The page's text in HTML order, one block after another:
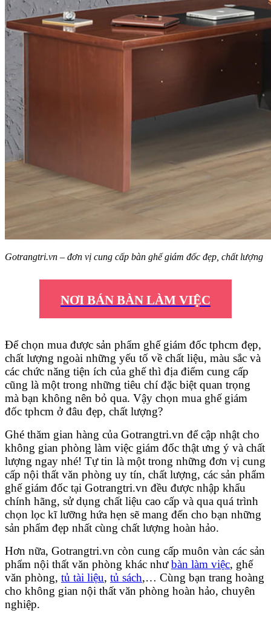
Gotrangtri.vn – đơn vị cung cấp bàn ghế giám đốc đẹp, chất lượng
NƠI BÁN BÀN LÀM VIỆC
Để chọn mua được sản phẩm ghế giám đốc tphcm đẹp,
chất lượng ngoài những yếu tố về chất liệu, màu sắc và
các chức năng tiện ích của ghế thì địa điểm cung cấp
cũng là một trong những tiêu chí đặc biệt quan trọng
mà bạn không nên bỏ qua. Vậy chọn mua ghế giám
đốc tphcm ở đâu đẹp, chất lượng?
Ghé thăm gian hàng của Gotrangtri.vn để cập nhật cho
không gian phòng làm việc giám đốc thật ưng ý và chất
lượng ngay nhé! Tự tin là một trong những đơn vị cung
cấp nội thất văn phòng uy tín, chất lượng, các sản phẩm
ghế giám đốc tại Gotrangtri.vn đều được nhập khẩu
chính hãng, sử dụng chất liệu cao cấp và qua quá trình
chọn lọc kĩ lưỡng hứa hẹn sẽ mang đến cho bạn những
sản phẩm đẹp nhất cùng chất lượng hoàn hảo.
Hơn nữa, Gotrangtri.vn còn cung cấp muôn vàn các sản
phẩm nội thất văn phòng khác nhưbàn làm việc, ghế
văn phòng, tủ tài liệu, tủ sách,… Cùng bạn trang hoàng
cho không gian nội thất văn phòng hoàn hảo, chuyên
nghiệp.